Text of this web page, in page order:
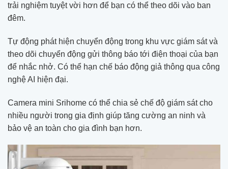
trải nghiệm tuyệt vời hơn để bạn có thể theo dõi vào ban
đêm.
Tự động phát hiện chuyển động trong khu vực giám sát và
theo dõi chuyển động gửi thông báo tới điện thoại của bạn
để nhắc nhở. Có thể hạn chế báo động giả thông qua công
nghệ AI hiện đại.
Camera mini Srihome có thể chia sẻ chế độ giám sát cho
nhiều người trong gia định giúp tăng cường an ninh và
bảo vệ an toàn cho gia đình bạn hơn.